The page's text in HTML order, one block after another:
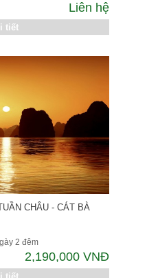
Liên hệ
tiết
CHÂU - CÁT BÀ
2 đêm
2,190,000 VNĐ